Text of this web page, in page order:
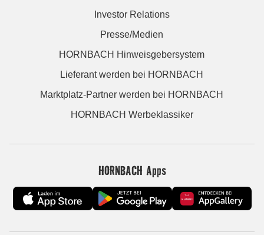
Investor Relations
Presse/Medien
HORNBACH Hinweisgebersystem
Lieferant werden bei HORNBACH
Marktplatz-Partner werden bei HORNBACH
HORNBACH Werbeklassiker
HORNBACH Apps